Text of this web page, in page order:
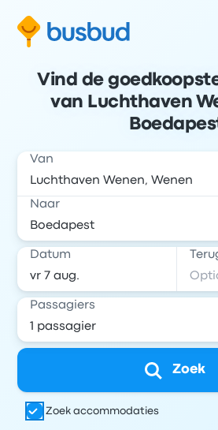
Vind de
van Luchthaven
Van
Naar
Datum
Passagiers
Zoek
Zoek accommodaties